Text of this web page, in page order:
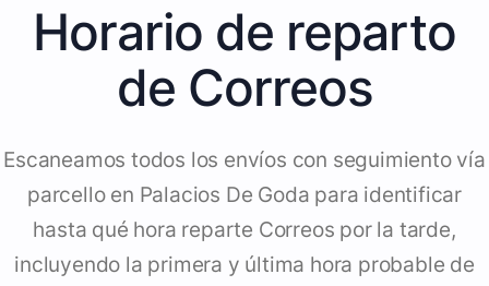
Horario de reparto
de Correos
Escaneamos todos los envíos con seguimiento vía
parcello en Palacios De Goda para identificar
hasta qué hora reparte Correos por la tarde,
incluyendo la primera y última hora probable de